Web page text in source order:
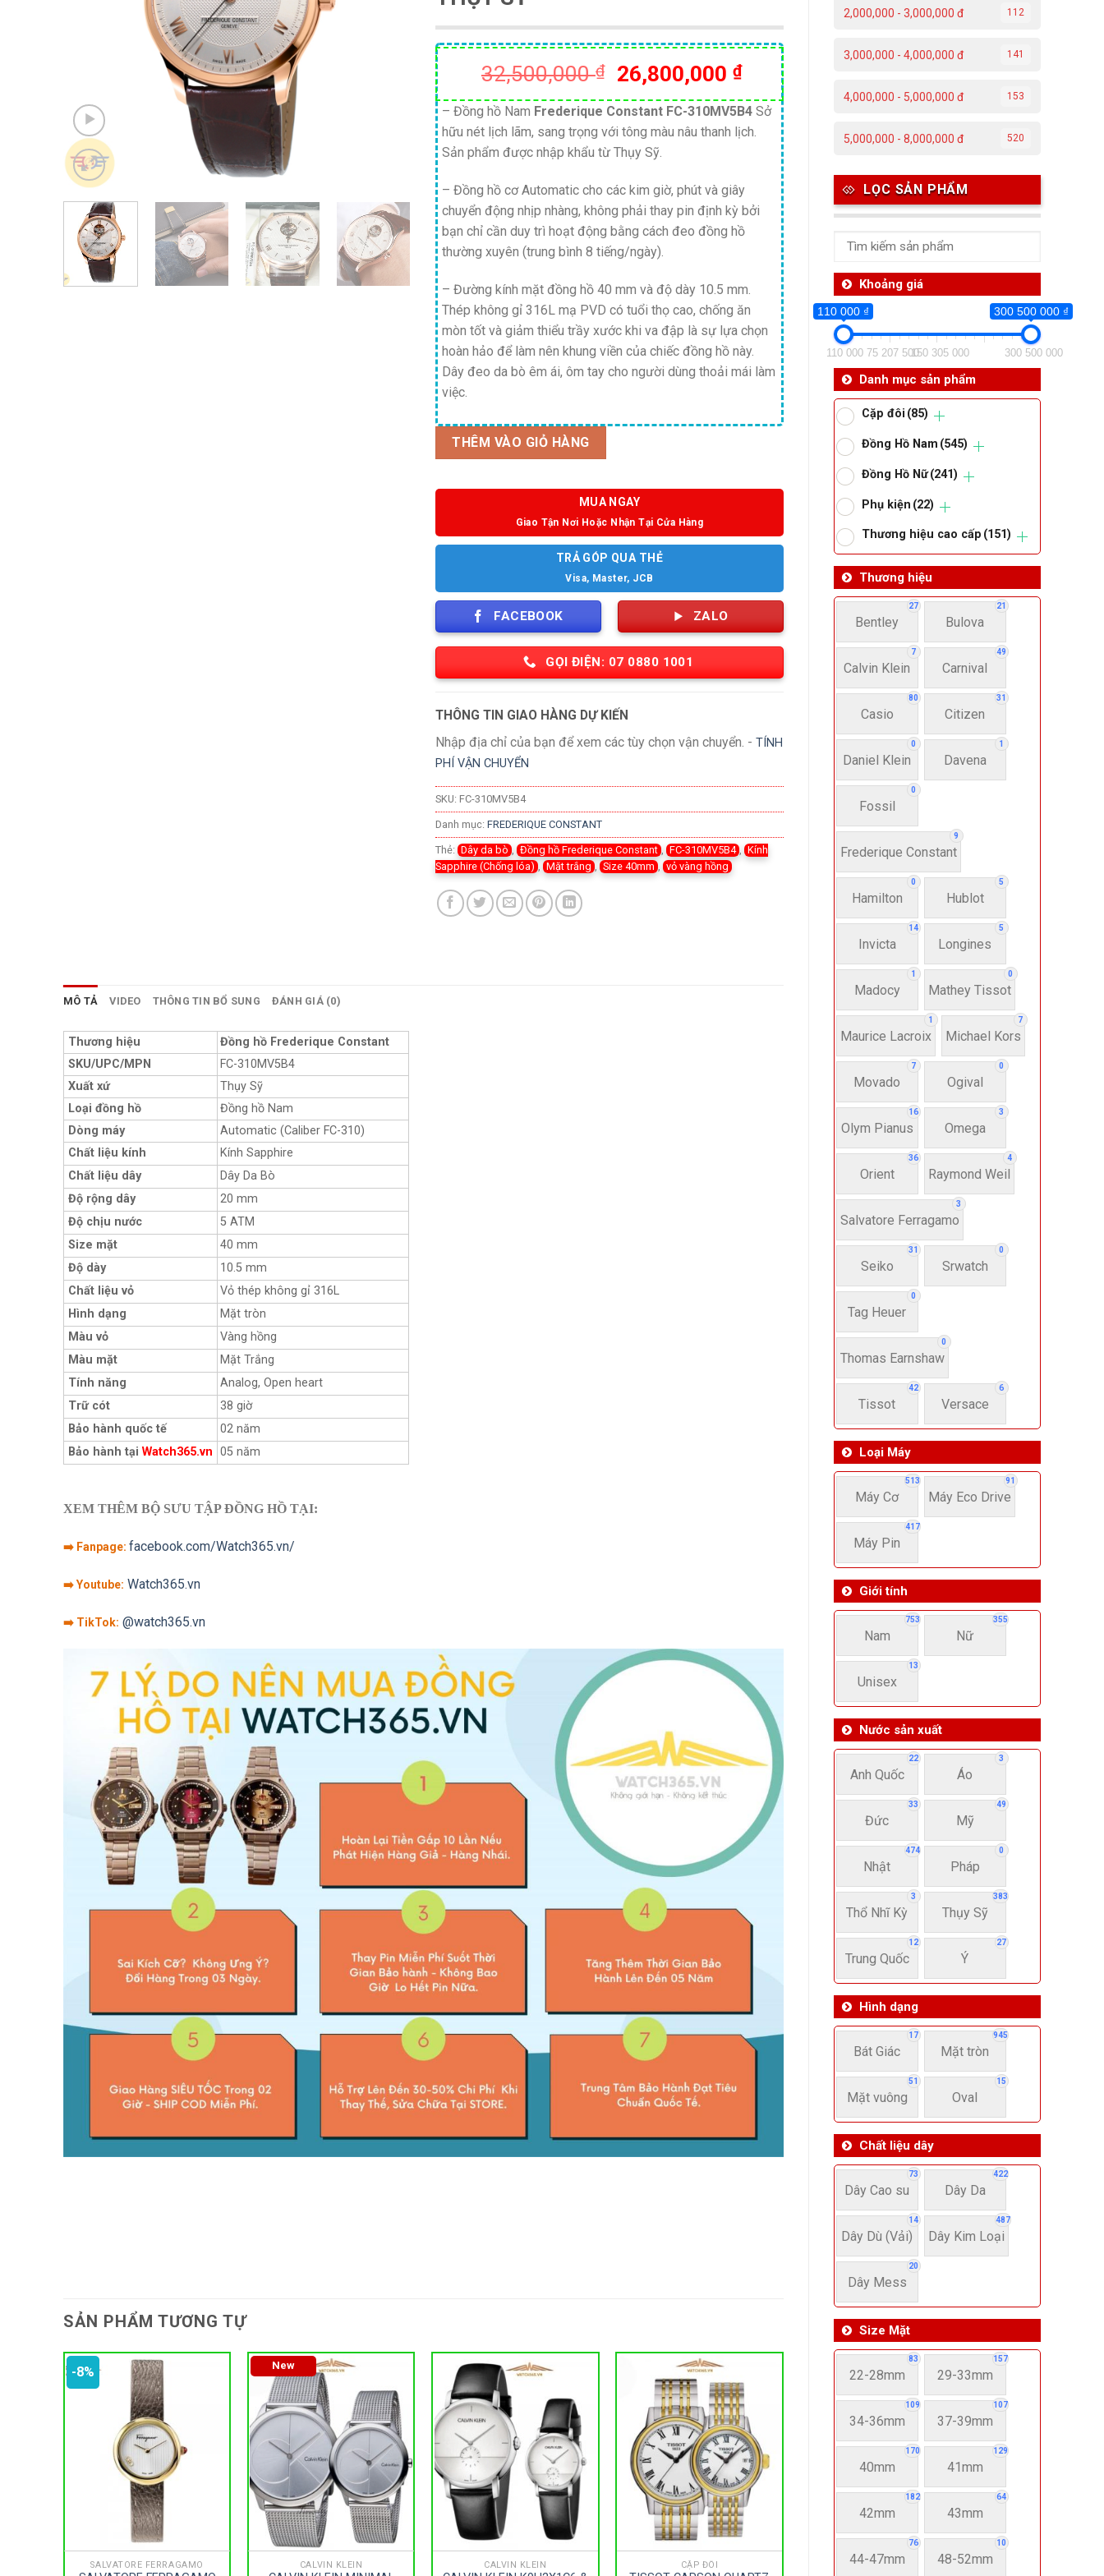
2,000,000 - 3,000,000 đ 112
3,000,000 - 4,000,000 đ 141
4,000,000 - 5,000,000 đ 153
5,000,000 - 8,000,000 đ 520
LỌC SẢN PHẨM
Khoảng giá
110 000 ₫ 300 500 000 ₫
110 000 75 207 500150 305 000 300 500 000
Danh mục sản phẩm
Cặp đôi (85)
Đồng Hồ Nam (545)
Đồng Hồ Nữ (241)
Phụ kiện (22)
Thương hiệu cao cấp (151)
Thương hiệu
27
Bentley
21
Bulova
7
Calvin Klein
49
Carnival
80
Casio
31
Citizen
0
Daniel Klein
1
Davena
0
Fossil
9
Frederique Constant
0
Hamilton
5
Hublot
14
Invicta
5
Longines
1
Madocy
0
Mathey Tissot
1
Maurice Lacroix
7
Michael Kors
7
Movado
0
Ogival
16
Olym Pianus
3
Omega
36
Orient
4
Raymond Weil
3
Salvatore Ferragamo
31
Seiko
0
Srwatch
0
Tag Heuer
0
Thomas Earnshaw
42
Tissot
6
Versace
Loại Máy
513
Máy Cơ
91
Máy Eco Drive
417
Máy Pin
Giới tính
753
Nam
355
Nữ
13
Unisex
Nước sản xuất
22
Anh Quốc
3
Áo
33
Đức
49
Mỹ
474
Nhật
0
Pháp
3
Thổ Nhĩ Kỳ
383
Thụy Sỹ
12
Trung Quốc
27
Ý
Hình dạng
17
Bát Giác
945
Mặt tròn
51
Mặt vuông
15
Oval
Chất liệu dây
73
Dây Cao su
422
Dây Da
14
Dây Dù (Vải)
487
Dây Kim Loại
20
Dây Mess
Size Mặt
83
22-28mm
157
29-33mm
109
34-36mm
107
37-39mm
170
40mm
129
41mm
182
42mm
64
43mm
76
44-47mm
10
48-52mm
32,500,000₫
Giá
gốc
là:
32,500,000 ₫.
26,800,000 ₫Giá
hiện
tại
là:
26,800,000 ₫.
– Đồng hồ Nam Frederique Constant FC-310MV5B4 Sở
hữu nét lịch lãm, sang trọng với tông màu nâu thanh lịch.
Sản phẩm được nhập khẩu từ Thụy Sỹ.
– Đồng hồ cơ Automatic cho các kim giờ, phút và giây
chuyển động nhịp nhàng, không phải thay pin định kỳ bởi
bạn chỉ cần duy trì hoạt động bằng cách đeo đồng hồ
thường xuyên (trung bình 8 tiếng/ngày).
– Đường kính mặt đồng hồ 40 mm và độ dày 10.5 mm.
Thép không gỉ 316L mạ PVD có tuổi thọ cao, chống ăn
mòn tốt và giảm thiểu trầy xước khi va đập là sự lựa chọn
hoàn hảo để làm nên khung viền của chiếc đồng hồ này.
Dây đeo da bò êm ái, ôm tay cho người dùng thoải mái làm
việc.
THÊM VÀO GIỎ HÀNG
MUA NGAY
Giao Tận Nơi Hoặc Nhận Tại Cửa Hàng
TRẢ GÓP QUA THẺ
Visa, Master, JCB
FACEBOOK ZALO
GỌI ĐIỆN: 07 0880 1001
THÔNG TIN GIAO HÀNG DỰ KIẾN
Nhập địa chỉ của bạn để xem các tùy chọn vận chuyển. -TÍNH
PHÍ VẬN CHUYỂN
SKU:FC-310MV5B4
Danh mục:FREDERIQUE CONSTANT
Thẻ: Dây da bò , Đồng hồ Frederique Constant , FC-310MV5B4 , Kính
Sapphire (Chống lóa) , Mặt trắng , Size 40mm , vỏ vàng hồng
MÔ TẢ VIDEO THÔNG TIN BỔ SUNG ĐÁNH GIÁ (0)
Thương hiệu
Đồng hồ Frederique Constant
SKU/UPC/MPN
FC-310MV5B4
Xuất xứ
Thụy Sỹ
Loại đồng hồ
Đồng hồ Nam
Dòng máy
Automatic (Caliber FC-310)
Chất liệu kính
Kính Sapphire
Chất liệu dây
Dây Da Bò
Độ rộng dây
20 mm
Độ chịu nước
5 ATM
Size mặt
40 mm
Độ dày
10.5 mm
Chất liệu vỏ
Vỏ thép không gỉ 316L
Hình dạng
Mặt tròn
Màu vỏ
Vàng hồng
Màu mặt
Mặt Trắng
Tính năng
Analog, Open heart
Trữ cót
38 giờ
Bảo hành quốc tế
02 năm
Bảo hành tại Watch365.vn 05 năm
XEM THÊM BỘ SƯU TẬP ĐỒNG HỒ TẠI:
➡️ Fanpage: facebook.com/Watch365.vn/
➡️ Youtube: Watch365.vn
➡️ TikTok: @watch365.vn
SẢN PHẨM TƯƠNG TỰ
-8%
SALVATORE FERRAGAMO
New
CALVIN KLEIN CALVIN KLEIN CẶP ĐÔI